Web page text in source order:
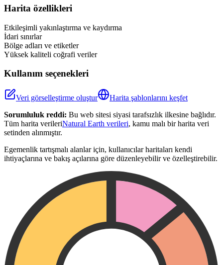
+
−
Harita özellikleri
Etkileşimli yakınlaştırma ve kaydırma
İdari sınırlar
Bölge adları ve etiketler
Yüksek kaliteli coğrafi veriler
Kullanım seçenekleri
Veri görselleştirme oluştur
Harita şablonlarını keşfet
Sorumluluk reddi: Bu web sitesi siyasi tarafsızlık ilkesine bağlıdır.
Tüm harita verileriNatural Earth verileri, kamu malı bir harita veri
setinden alınmıştır.
Egemenlik tartışmalı alanlar için, kullanıcılar haritaları kendi
ihtiyaçlarına ve bakış açılarına göre düzenleyebilir ve özelleştirebilir.